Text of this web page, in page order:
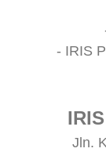
- IRIS
Jln.